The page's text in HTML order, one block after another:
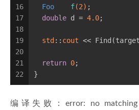
16
17
18
19
20
21
22
Foo f(2) ;
double d = 4.0;
std :: cout <<
return 0;
}
编译失败：error: no